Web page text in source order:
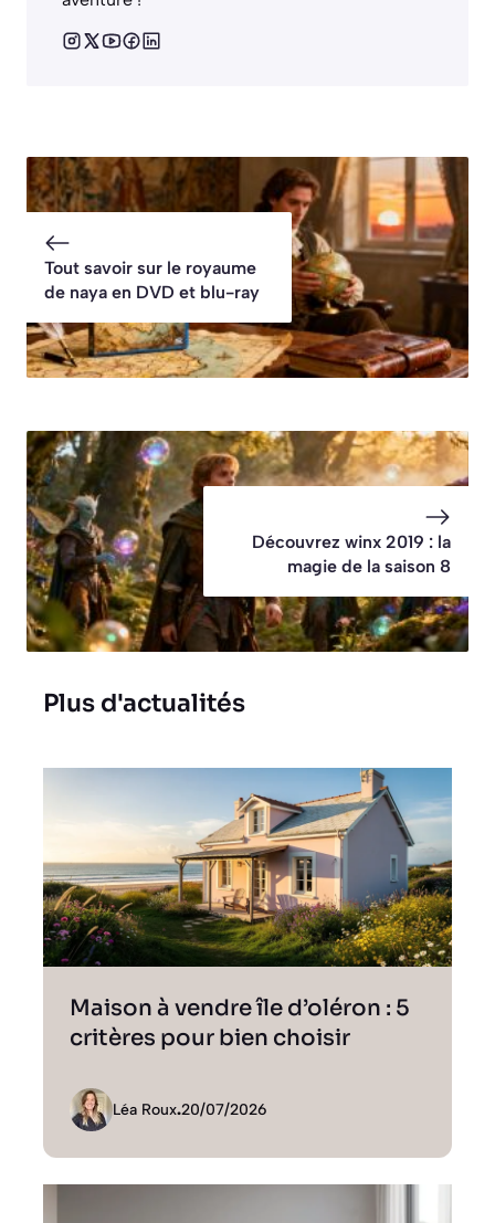
Tout savoir sur le royaume
de naya en DVD et blu-ray
Découvrez winx 2019 : la
magie de la saison 8
Plus d'actualités
Maison à vendre île d’oléron : 5
critères pour bien choisir
Léa Roux.20/07/2026